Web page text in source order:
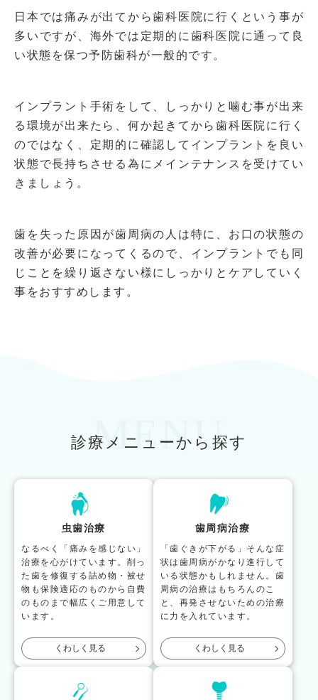
日本では痛みが出てから歯科医院に行くという事が
多いですが、海外では定期的に歯科医院に通って良
い状態を保つ予防歯科が一般的です。
インプラント手術をして、しっかりと噛む事が出来
る環境が出来たら、何か起きてから歯科医院に行く
のではなく、定期的に確認してインプラントを良い
状態で長持ちさせる為にメインテナンスを受けてい
きましょう。
歯を失った原因が歯周病の人は特に、お口の状態の
改善が必要になってくるので、インプラントでも同
じことを繰り返さない様にしっかりとケアしていく
事をおすすめします。
MENU
診療メニューから探す
虫歯治療
なるべく「痛みを感じない」
治療を心がけています。削っ
た歯を修復する詰め物・被せ
物も保険適応のものから自費
のものまで幅広くご用意して
います。
くわしく見る
歯周病治療
「歯ぐきが下がる」そんな症
状は歯周病がかなり進行して
いる状態かもしれません。歯
周病の治療はもちろんのこ
と、再発させないための治療
に力を入れています。
くわしく見る